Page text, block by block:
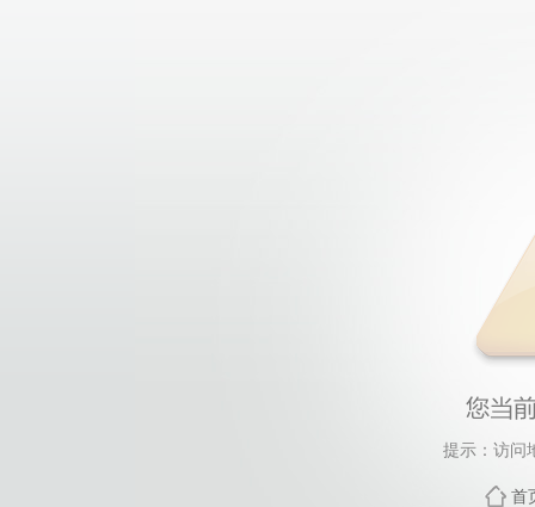
提示：访问
首